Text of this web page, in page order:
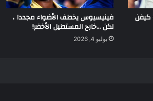
كيفن فينيسيوس يخطف الأضواء مجددا ،
لكن …خارج المستطيل الأخضر!
يوليو 4, 2026